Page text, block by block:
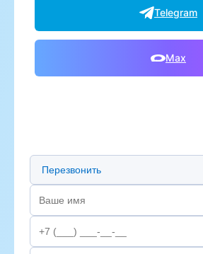
Telegram
Max
Предпочтительный способ